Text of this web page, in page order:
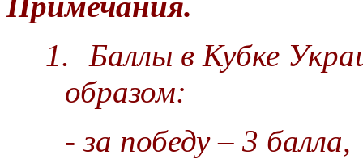
1.
Баллы в Кубке
образом:
- за победу – 3 балла,